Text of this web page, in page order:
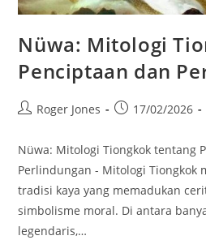
Nüwa: Mitologi
Penciptaan dan
PostRoger Jones
Post17/02/2026
Nüwa: Mitologi Tiongkok tentang
Perlindungan - Mitologi Tiongkok
tradisi kaya yang memadukan
simbolisme moral. Di antara
legendaris,…